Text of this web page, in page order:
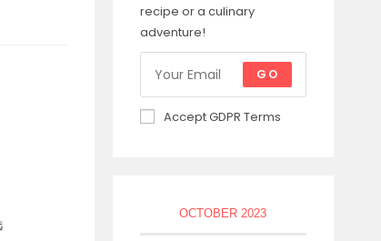
recipe or a culinary
adventure!
GO
Accept GDPR Terms
OCTOBER 2023